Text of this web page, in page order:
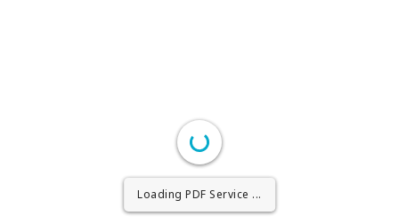
Loading PDF Worker ...
Loading PDF Service ...